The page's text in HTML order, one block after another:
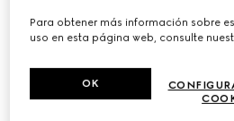
€ 1.500
€
Para obtener más información sobre
uso en esta página web, consulte
OK